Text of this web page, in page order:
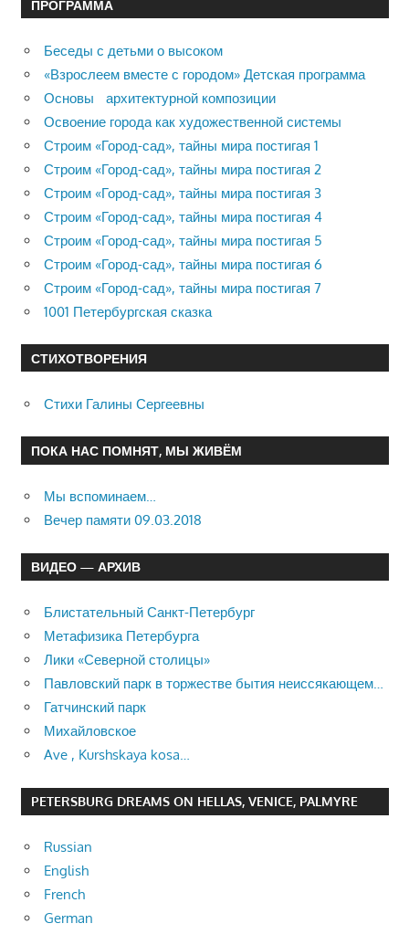
ПРОГРАММА
Беседы с детьми о высоком
«Взрослеем вместе с городом» Детская программа
Основы архитектурной композиции
Освоение города как художественной системы
Строим «Город-сад», тайны мира постигая 1
Строим «Город-сад», тайны мира постигая 2
Строим «Город-сад», тайны мира постигая 3
Строим «Город-сад», тайны мира постигая 4
Строим «Город-сад», тайны мира постигая 5
Строим «Город-сад», тайны мира постигая 6
Строим «Город-сад», тайны мира постигая 7
1001 Петербургская сказка
СТИХОТВОРЕНИЯ
Стихи Галины Сергеевны
ПОКА НАС ПОМНЯТ, МЫ ЖИВЁМ
Мы вспоминаем…
Вечер памяти 09.03.2018
ВИДЕО — АРХИВ
Блистательный Санкт-Петербург
Метафизика Петербурга
Лики «Северной столицы»
Павловский парк в торжестве бытия неиссякающем…
Гатчинский парк
Михайловское
Ave , Kurshskaya kosa…
PETERSBURG DREAMS ON HELLAS, VENICE, PALMYRE
Russian
English
French
German